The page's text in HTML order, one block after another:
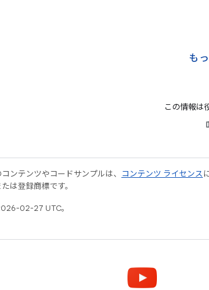
も
この情報は
ンテンツやコードサンプルは、 コンテンツ ライセンス
は登録商標です。
02-27 UTC。